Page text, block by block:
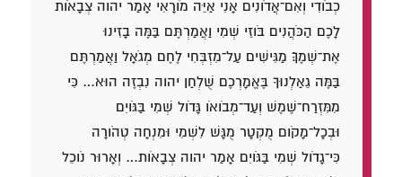
כְבֹודִי וְאִם־אֲדֹונִים אָנִי אַיֵּה מֹורָאִי אָמַר יהוה צְבָאֹות
לָכֶם הַכֹּהֲנִים בֹּוזֵי שְׁמִי וַאֲמַרְתֶּם בַּמֶּה בָזִינוּ
אֶת־שְׁמֶךָ׃ מַגִּישִׁים עַל־מִזְבְּחִי לֶחֶם מְגֹאָל וַאֲמַרְתֶּם
בַּמֶּה גֵאַלְנוּךָ בֶּאֱמָרְכֶם שֻׁלְחַן יהוה נִבְזֶה הוּא… כִּי
מִמִּזְרַח־שֶׁמֶשׁ וְעַד־מְבֹואֹו גָּדֹול שְׁמִי בַּגֹּויִם
וּבְכָל־מָקֹום מֻקְטָר מֻגָּשׁ לִשְׁמִי וּמִנְחָה טְהֹורָה
כִּי־גָדֹול שְׁמִי בַּגֹּויִם אָמַר יהוה צְבָאֹות… וְאָרוּר נֹוכֵל